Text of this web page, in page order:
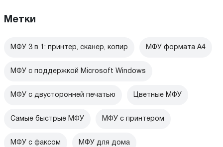
Метки
МФУ 3 в 1: принтер, сканер, копир МФУ формата А4
МФУ с поддержкой Microsoft Windows
МФУ с двусторонней печатью Цветные МФУ
Самые быстрые МФУ МФУ с принтером
МФУ с факсом МФУ для дома